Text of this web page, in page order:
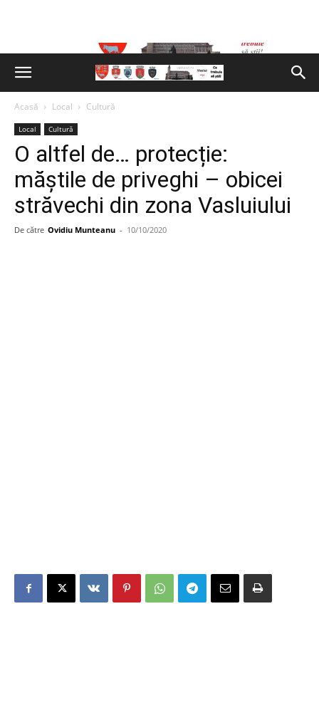
Acasă Local Cultură
Local Cultură
O altfel de… protecție:
măștile de priveghi – obicei
străvechi din zona Vasluiului
De către Ovidiu Munteanu - 10/10/2020